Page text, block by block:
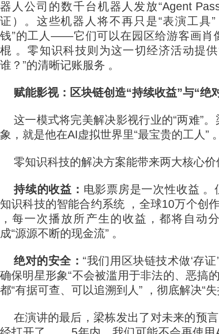
器人公司的数千台机器人发放“Agent
证）。这些机器人将不再只是“表演工具
钱”的工人——它们可以在园区给游客画肖
棍 。零知识科技则为这一切经济活动提
谁？”的清晰记账服务 。
赋能影视：区块链创造“持续收益”与“绝
这一模式将完美解决影视行业的“两难”
象，就是他在AI虚拟世界里“最宝贵的工人”
零知识科技的解决方案能带来两大核心价
持续的收益： 电影票房是一次性收益
知识科技的智能合约系统 ，全球10万个创
，每一次播放所产生的收益，都将自动
成“源源不断的现金流” 。
绝对的安全：“我们用区块链技术做‘存
确保明星形象“不会被滥用于非法的、恶搞
都“有据可查、可以追溯到人” ，彻底解决“
在演讲的最后，梁栋发出了对未来的预言